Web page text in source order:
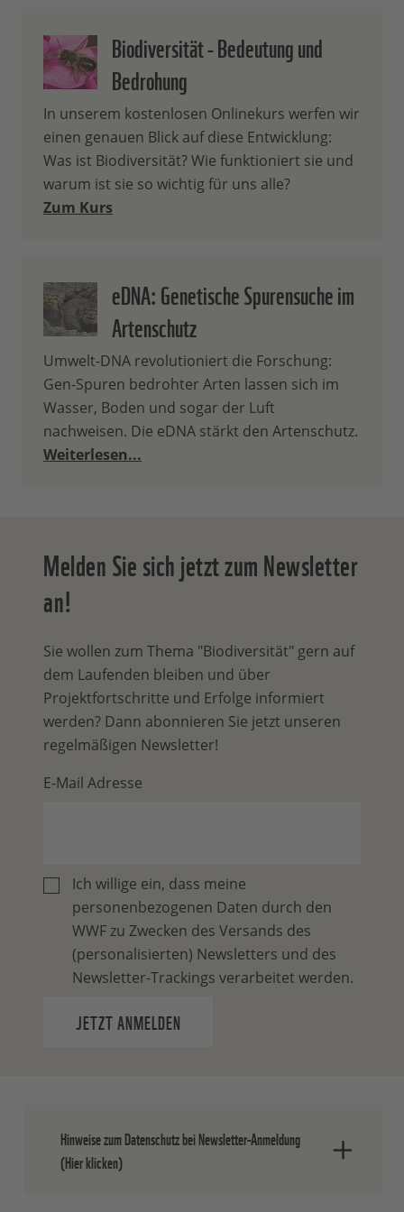
Biodiversität - Bedeutung und
Bedrohung
In unserem kostenlosen Onlinekurs werfen wir
einen genauen Blick auf diese Entwicklung:
Was ist Biodiversität? Wie funktioniert sie und
warum ist sie so wichtig für uns alle?
Zum Kurs
eDNA: Genetische Spurensuche im
Artenschutz
Umwelt-DNA revolutioniert die Forschung:
Gen-Spuren bedrohter Arten lassen sich im
Wasser, Boden und sogar der Luft
nachweisen. Die eDNA stärkt den Artenschutz.
Weiterlesen...
Melden Sie sich jetzt zum Newsletter
an!
Sie wollen zum Thema "Biodiversität" gern auf
dem Laufenden bleiben und über
Projektfortschritte und Erfolge informiert
werden? Dann abonnieren Sie jetzt unseren
regelmäßigen Newsletter!
E-Mail Adresse
Ich willige ein, dass meine
personenbezogenen Daten durch den
WWF zu Zwecken des Versands des
(personalisierten) Newsletters und des
Newsletter-Trackings verarbeitet werden.
JETZT ANMELDEN
Hinweise zum Datenschutz bei Newsletter-Anmeldung
(Hier klicken)